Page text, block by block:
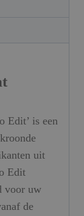
Edit’ is een
uit
Edit
voor uw
de